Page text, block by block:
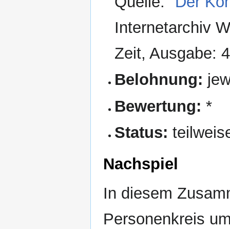
Internetarchiv
Zeit, Ausgabe:
Belohnung:
Bewertung: *
Status:
Nachspiel
In diesem
Personenkreis